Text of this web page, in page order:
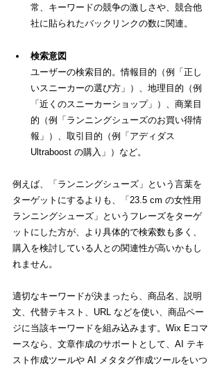
常、キーワードの競争の激しさや、競合他
社に貼られたバックリンクの数に関連。
検索意図
ユーザーの検索目的。情報目的（例「正し
いスニーカーの選び方」）、地理目的（例
「近くのスニーカーショップ」）、商業目
的（例「ランニングシューズのお買い得情
報」）、取引目的（例「アディダス
Ultraboost の購入」）など。
例えば、「ランニングシューズ」という言葉を
ターゲットにするよりも、「23.5 cm の女性用
ランニングシューズ」というフレーズをターゲ
ットにした方が、より具体的で検索数も多く、
購入を検討している人との関連性が高いかもし
れません。
適切なキーワードが決まったら、商品名、説明
文、代替テキスト、URL などを使い、商品ペー
ジに当該キーワードを組み込みます。Wix Eコマ
ースなら、文章作成のサポートとして、AI テキ
スト作成ツールや AI メタタグ作成ツールをいつ